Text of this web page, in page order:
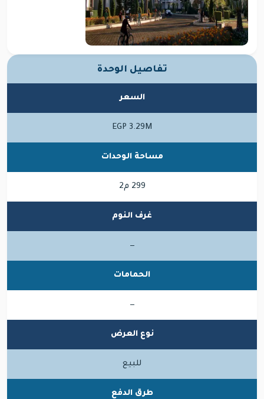
تفاصيل الوحدة
السعر
EGP 3.29M
مساحة الوحدات
299 م2
غرف النوم
—
الحمامات
—
نوع العرض
للبيع
طرق الدفع